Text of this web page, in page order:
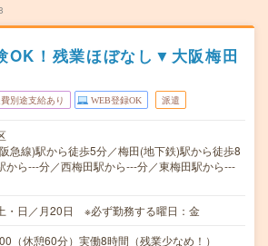
OK！残業ほぼなし▼大阪梅田
別途支給あり WEB登録OK 派遣
急線)駅から徒歩5分／梅田(地下鉄)駅から徒歩8
から---分／西梅田駅から---分／東梅田駅から---
・日／月20日 ※必ず勤務する曜日：金
（休憩60分）実働8時間（残業少なめ！）